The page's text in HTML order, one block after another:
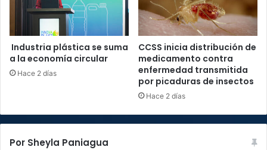
Industria plástica se suma
a la economía circular
Hace 2 días
CCSS inicia distribución de
medicamento contra
enfermedad transmitida
por picaduras de insectos
Hace 2 días
Por Sheyla Paniagua